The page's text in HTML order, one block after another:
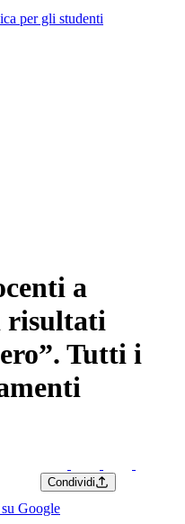
per gli studenti
a
risultati
Tutti i
Condividi
Google